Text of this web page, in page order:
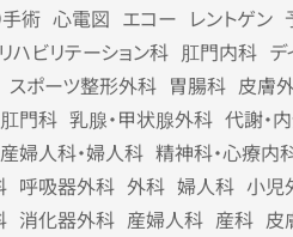
術 心電図 エコー レントゲン
ハビリテーション科 肛門内科 デ
スポーツ整形外科 胃腸科 皮膚
肛門科 乳腺・甲状腺外科 代謝・
産婦人科・婦人科 精神科・心療内
呼吸器外科 外科 婦人科 小児
消化器外科 産婦人科 産科 皮